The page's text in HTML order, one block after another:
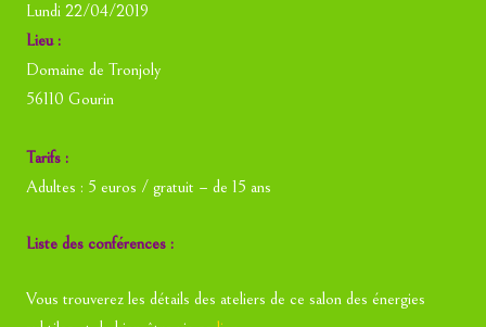
Lundi 22/04/2019
Lieu :
Domaine de Tronjoly
56110 Gourin
Tarifs :
Adultes : 5 euros / gratuit – de 15 ans
Liste des conférences :
Vous trouverez les détails des ateliers de ce salon des énergies